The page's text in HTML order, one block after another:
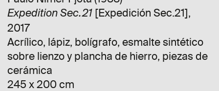
Expedition Sec.21 [Expedición Sec.21],
2017
Acrílico, lápiz, bolígrafo, esmalte sintético
sobre lienzo y plancha de hierro, piezas de
cerámica
245 x 200 cm